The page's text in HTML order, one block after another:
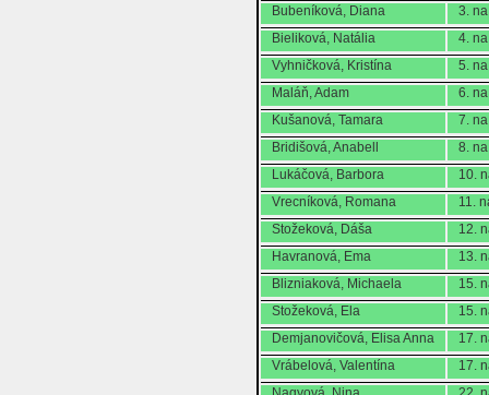
Bubeníková, Diana
3.
Bieliková, Natália
4.
Vyhničková, Kristína
5.
Maláň, Adam
6.
Kušanová, Tamara
7.
Bridišová, Anabell
8.
Lukáčová, Barbora
10.
Vrecníková, Romana
11.
Stožeková, Dáša
12.
Havranová, Ema
13.
Blizniaková, Michaela
15.
Stožeková, Ela
15.
Demjanovičová, Elisa Anna
17.
Vrábelová, Valentína
17.